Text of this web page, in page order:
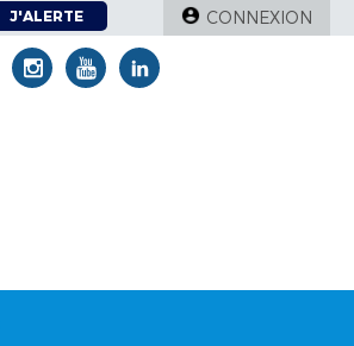
J'ALERTE CONNEXION